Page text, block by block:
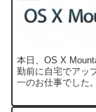
本日、OS X
勤前に自宅でアッ
一のお仕事でした